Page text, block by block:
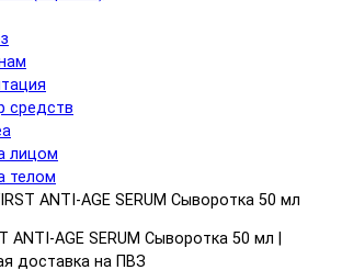
средств
лицом
телом
ANTI-AGE SERUM Сыворотка 50 мл